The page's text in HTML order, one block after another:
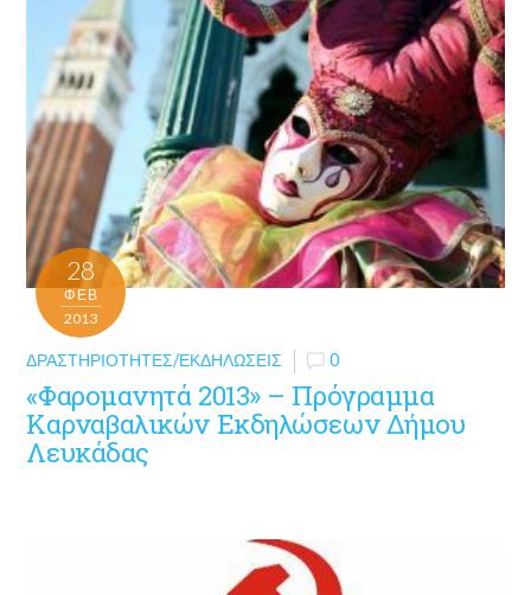
28
ΦΕΒ
2013
ΔΡΑΣΤΗΡΙΌΤΗΤΕΣ/ΕΚΔΗΛΏΣΕΙΣ 0
«Φαρομανητά 2013» – Πρόγραμμα
Καρναβαλικών Εκδηλώσεων Δήμου
Λευκάδας